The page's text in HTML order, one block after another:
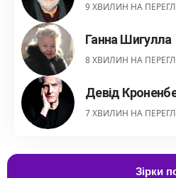
9 ХВИЛИН НА
Ганна Шигулла
8 ХВИЛИН НА
Девід
7 ХВИЛИН НА
Зірки